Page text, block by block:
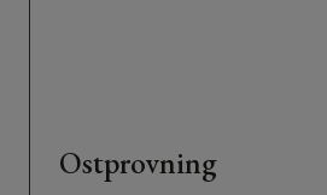
Ostprovning